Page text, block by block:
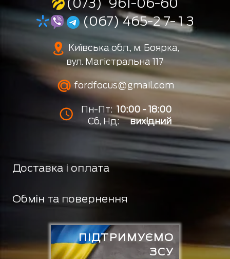
(073) 961-06-60
(067) 465-2 7- 1 3
Київська обл., м. Боярка,
вул. Магістральна 117
fordfocus@gmail.com
Пн-Пт: 10:00 - 18:00
Сб, Нд:
вихідний
Доставка і оплата
Обмін та повернення
ПІДТРИМУЄМО
ЗСУ